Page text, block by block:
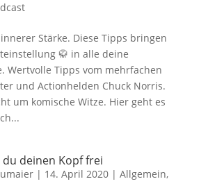
Stärke. Diese Tipps bringen
🥋 in alle deine
Wertvolle Tipps vom mehrfachen
und Actionhelden Chuck Norris.
um komische Witze. Hier geht es
deinen Kopf frei
| 14. April 2020| Allgemein,